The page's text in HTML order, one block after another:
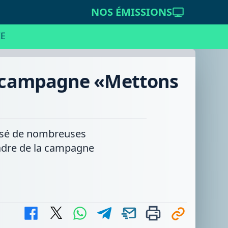
NOS ÉMISSIONS
«Mettons
de nombreuses
de la campagne